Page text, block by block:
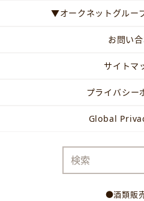
▼オークネットグルー
お問い
サイトマ
プライバシー
Global
●酒類販